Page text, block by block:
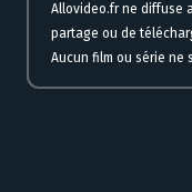
Allovideo.fr ne diffuse
partage ou de
Aucun film ou série ne